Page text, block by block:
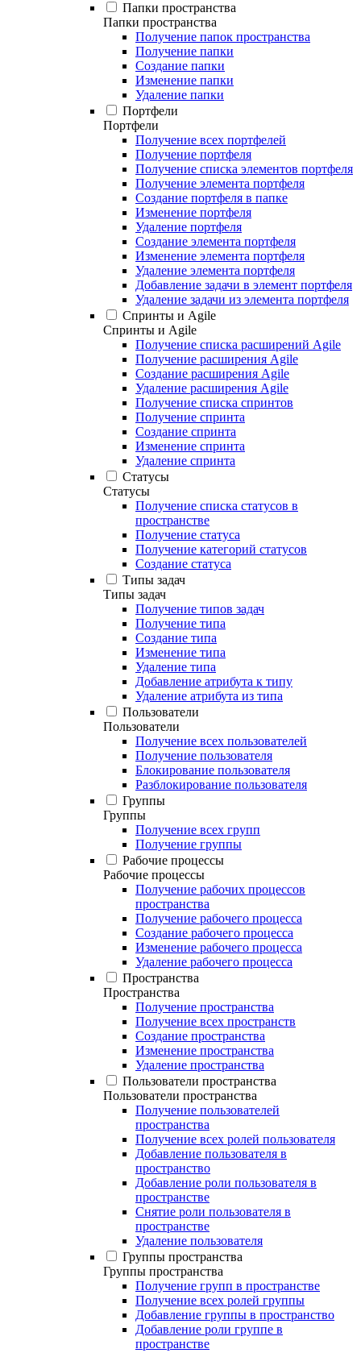
Папки пространства
Папки пространства
Получение папок пространства
Получение папки
Создание папки
Изменение папки
Удаление папки
Портфели
Портфели
Получение всех портфелей
Получение портфеля
Получение списка элементов портфеля
Получение элемента портфеля
Создание портфеля в папке
Изменение портфеля
Удаление портфеля
Создание элемента портфеля
Изменение элемента портфеля
Удаление элемента портфеля
Добавление задачи в элемент портфеля
Удаление задачи из элемента портфеля
Спринты и Agile
Спринты и Agile
Получение списка расширений Agile
Получение расширения Agile
Создание расширения Agile
Удаление расширения Agile
Получение списка спринтов
Получение спринта
Создание спринта
Изменение спринта
Удаление спринта
Статусы
Статусы
Получение списка статусов в
пространстве
Получение статуса
Получение категорий статусов
Создание статуса
Типы задач
Типы задач
Получение типов задач
Получение типа
Создание типа
Изменение типа
Удаление типа
Добавление атрибута к типу
Удаление атрибута из типа
Пользователи
Пользователи
Получение всех пользователей
Получение пользователя
Блокирование пользователя
Разблокирование пользователя
Группы
Группы
Получение всех групп
Получение группы
Рабочие процессы
Рабочие процессы
Получение рабочих процессов
пространства
Получение рабочего процесса
Создание рабочего процесса
Изменение рабочего процесса
Удаление рабочего процесса
Пространства
Пространства
Получение пространства
Получение всех пространств
Создание пространства
Изменение пространства
Удаление пространства
Пользователи пространства
Пользователи пространства
Получение пользователей
пространства
Получение всех ролей пользователя
Добавление пользователя в
пространство
Добавление роли пользователя в
пространстве
Снятие роли пользователя в
пространстве
Удаление пользователя
Группы пространства
Группы пространства
Получение групп в пространстве
Получение всех ролей группы
Добавление группы в пространство
Добавление роли группе в
пространстве